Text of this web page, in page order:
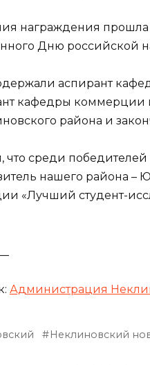
награждения прошла
Дню российской
аспирант
кафедры коммерции
района и
что среди
нашего района –
«Лучший студент-
Администрация
Неклиновский